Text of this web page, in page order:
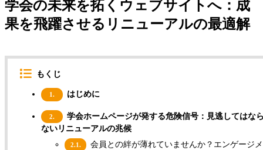
学会の未来を拓くウェブサイトへ：成
果を飛躍させるリニューアルの最適解
もくじ
1. はじめに
2.
学会ホームページが発する危険信号：見逃してはな
ないリニューアルの兆候
2.1.
会員との絆が薄れていませんか？エンゲージ